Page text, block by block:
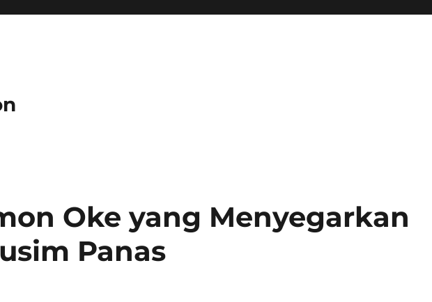
Oke yang Menyegarkan
Panas